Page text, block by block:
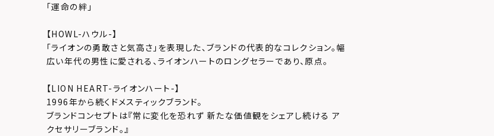
「運命の絆」
【HOWL-ハウル-】
「ライオンの勇敢さと気高さ」を表現した、ブランドの代表的なコレクション。幅
広い年代の男性に愛される、ライオンハートのロングセラーであり、原点。
【LION HEART-ライオンハート-】
1996年から続くドメスティックブランド。
ブランドコンセプトは『常に変化を恐れず 新たな価値観をシェアし続ける ア
クセサリーブランド。』